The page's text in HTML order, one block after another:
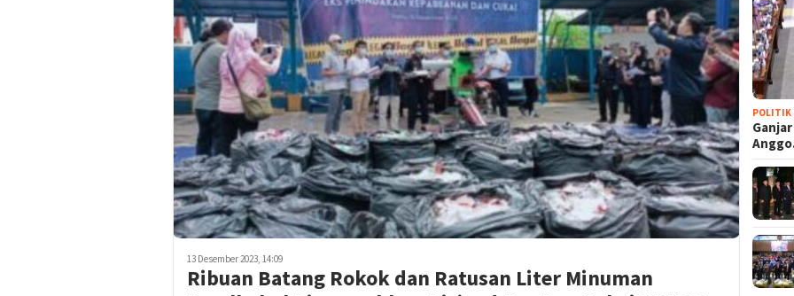
13 Desember 2023, 14:09
Ribuan Batang Rokok dan Ratusan Liter Minuman
POLITIK